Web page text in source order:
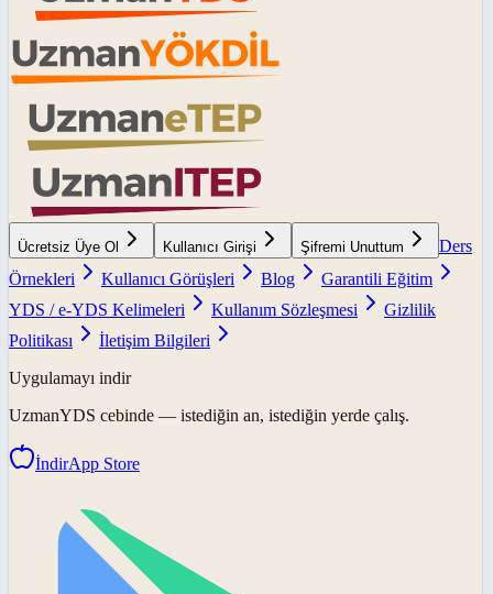
Ücretsiz Üye Ol Kullanıcı Girişi Şifremi Unuttum
Ders
Örnekleri
Kullanıcı Görüşleri Blog
Garantili Eğitim
YDS / e-YDS Kelimeleri
Kullanım Sözleşmesi
Gizlilik
Politikası
İletişim Bilgileri
Uygulamayı indir
UzmanYDS cebinde — istediğin an, istediğin yerde çalış.
İndirApp Store